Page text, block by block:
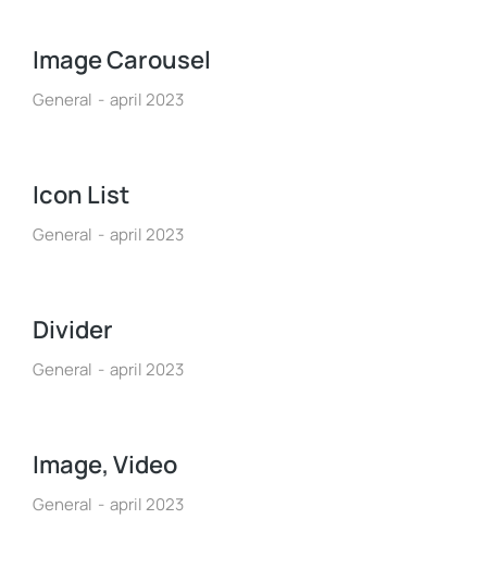
Image Carousel
General april 2023
Icon List
General april 2023
Divider
General april 2023
Image, Video
General april 2023